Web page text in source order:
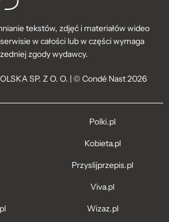
tekstów, zdjęć i materiałów wideo
w całości lub w części wymaga
zgody wydawcy.
SP. Z O. O. | © Condé Nast 2026
Polki.pl
Kobieta.pl
Przyslijprzepis.pl
Viva.pl
Wizaz.pl